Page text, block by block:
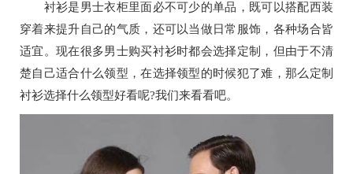
衬衫是男士衣柜里面必不可少的单品，既可以搭配西装
穿着来提升自己的气质，还可以当做日常服饰，各种场合皆
适宜。现在很多男士购买衬衫时都会选择定制，但由于不清
楚自己适合什么领型，在选择领型的时候犯了难，那么定制
衬衫选择什么领型好看呢?我们来看看吧。